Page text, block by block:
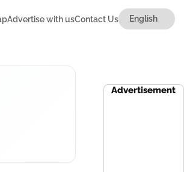
Advertise with usContact Us
Advertisement